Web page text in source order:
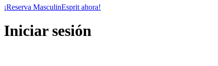
¡Reserva MasculinEsprit ahora!
Iniciar sesión